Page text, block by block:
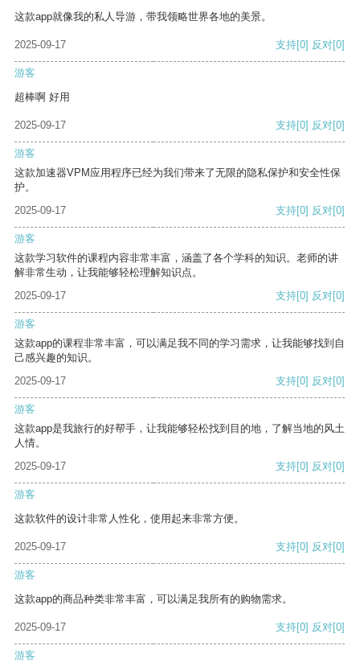
这款app就像我的私人导游，带我领略世界各地的美景。
2025-09-17 支持[0] 反对[0]
游客
超棒啊 好用
2025-09-17 支持[0] 反对[0]
游客
这款加速器VPM应用程序已经为我们带来了无限的隐私保护和安全性保
护。
2025-09-17
支持[0] 反对[0]
游客
这款学习软件的课程内容非常丰富，涵盖了各个学科的知识。老师的讲
解非常生动，让我能够轻松理解知识点。
2025-09-17
支持[0] 反对[0]
游客
这款app的课程非常丰富，可以满足我不同的学习需求，让我能够找到自
己感兴趣的知识。
2025-09-17
支持[0] 反对[0]
游客
这款app是我旅行的好帮手，让我能够轻松找到目的地，了解当地的风土
人情。
2025-09-17
支持[0] 反对[0]
游客
这款软件的设计非常人性化，使用起来非常方便。
2025-09-17 支持[0] 反对[0]
游客
这款app的商品种类非常丰富，可以满足我所有的购物需求。
2025-09-17 支持[0] 反对[0]
游客